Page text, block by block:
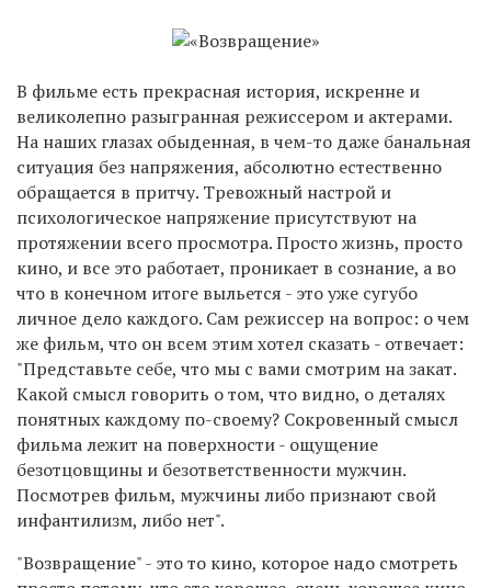
В фильме есть прекрасная история, искренне и
великолепно разыгранная режиссером и актерами.
На наших глазах обыденная, в чем-то даже банальная
ситуация без напряжения, абсолютно естественно
обращается в притчу. Тревожный настрой и
психологическое напряжение присутствуют на
протяжении всего просмотра. Просто жизнь, просто
кино, и все это работает, проникает в сознание, а во
что в конечном итоге выльется - это уже сугубо
личное дело каждого. Сам режиссер на вопрос: о чем
же фильм, что он всем этим хотел сказать - отвечает:
"Представьте себе, что мы с вами смотрим на закат.
Какой смысл говорить о том, что видно, о деталях
понятных каждому по-своему? Сокровенный смысл
фильма лежит на поверхности - ощущение
безотцовщины и безответственности мужчин.
Посмотрев фильм, мужчины либо признают свой
инфантилизм, либо нет".
"Возвращение" - это то кино, которое надо смотреть